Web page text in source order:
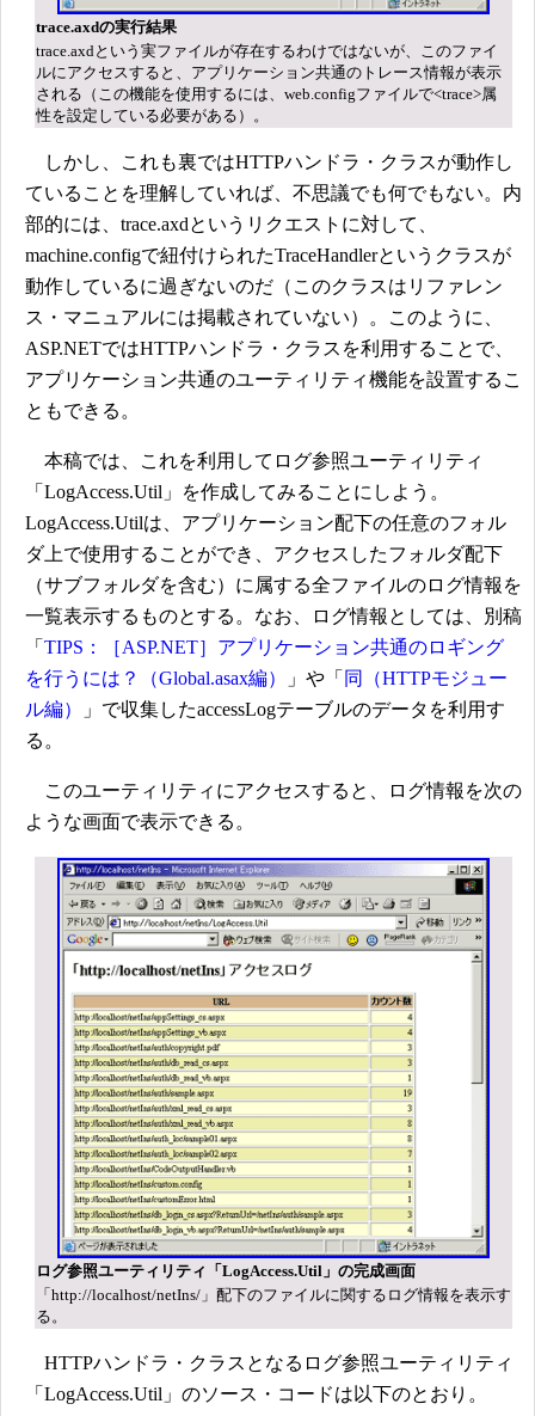
trace.axdの実行結果
trace.axdという実ファイルが存在するわけではないが、このファイ
ルにアクセスすると、アプリケーション共通のトレース情報が表示
される（この機能を使用するには、web.configファイルで<trace>属
性を設定している必要がある）。
しかし、これも裏ではHTTPハンドラ・クラスが動作し
ていることを理解していれば、不思議でも何でもない。内
部的には、trace.axdというリクエストに対して、
machine.configで紐付けられたTraceHandlerというクラスが
動作しているに過ぎないのだ（このクラスはリファレン
ス・マニュアルには掲載されていない）。このように、
ASP.NETではHTTPハンドラ・クラスを利用することで、
アプリケーション共通のユーティリティ機能を設置するこ
ともできる。
本稿では、これを利用してログ参照ユーティリティ
「LogAccess.Util」を作成してみることにしよう。
LogAccess.Utilは、アプリケーション配下の任意のフォル
ダ上で使用することができ、アクセスしたフォルダ配下
（サブフォルダを含む）に属する全ファイルのログ情報を
一覧表示するものとする。なお、ログ情報としては、別稿
「 TIPS：［ASP.NET］アプリケーション共通のロギング
を行うには？（Global.asax編）
」や「 同（HTTPモジュー
ル編）
」で収集したaccessLogテーブルのデータを利用す
る。
このユーティリティにアクセスすると、ログ情報を次の
ような画面で表示できる。
ログ参照ユーティリティ「LogAccess.Util」の完成画面
「http://localhost/netIns/」配下のファイルに関するログ情報を表示す
る。
HTTPハンドラ・クラスとなるログ参照ユーティリティ
「LogAccess.Util」のソース・コードは以下のとおり。